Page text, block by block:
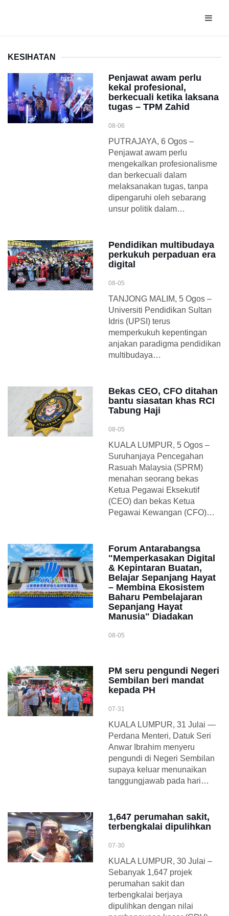
KESIHATAN
Penjawat awam perlu
kekal profesional,
berkecuali ketika laksana
tugas – TPM Zahid
08-06
PUTRAJAYA, 6 Ogos –
Penjawat awam perlu
mengekalkan profesionalisme
dan berkecuali dalam
melaksanakan tugas, tanpa
dipengaruhi oleh sebarang
unsur politik dalam…
Pendidikan multibudaya
perkukuh perpaduan era
digital
08-05
TANJONG MALIM, 5 Ogos –
Universiti Pendidikan Sultan
Idris (UPSI) terus
memperkukuh kepentingan
anjakan paradigma pendidikan
multibudaya…
Bekas CEO, CFO ditahan
bantu siasatan khas RCI
Tabung Haji
08-05
KUALA LUMPUR, 5 Ogos –
Suruhanjaya Pencegahan
Rasuah Malaysia (SPRM)
menahan seorang bekas
Ketua Pegawai Eksekutif
(CEO) dan bekas Ketua
Pegawai Kewangan (CFO)…
Forum Antarabangsa
"Memperkasakan Digital
& Kepintaran Buatan,
Belajar Sepanjang Hayat
– Membina Ekosistem
Baharu Pembelajaran
Sepanjang Hayat
Manusia" Diadakan
08-05
PM seru pengundi Negeri
Sembilan beri mandat
kepada PH
07-31
KUALA LUMPUR, 31 Julai —
Perdana Menteri, Datuk Seri
Anwar Ibrahim menyeru
pengundi di Negeri Sembilan
supaya keluar menunaikan
tanggungjawab pada hari…
1,647 perumahan sakit,
terbengkalai dipulihkan
07-30
KUALA LUMPUR, 30 Julai –
Sebanyak 1,647 projek
perumahan sakit dan
terbengkalai berjaya
dipulihkan dengan nilai